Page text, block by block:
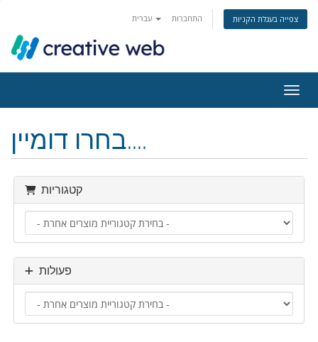
התחברות צפייה בעגלת הקניות
בחרו דומיין....
קטגוריות
פעולות